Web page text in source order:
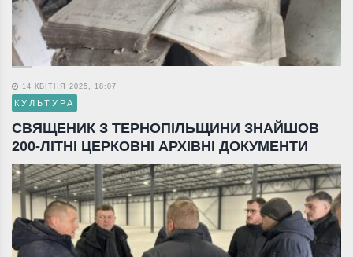
14 КВІТНЯ 2025, 18:07
КУЛЬТУРА
СВЯЩЕНИК З ТЕРНОПІЛЬЩИНИ ЗНАЙШОВ
200-ЛІТНІ ЦЕРКОВНІ АРХІВНІ ДОКУМЕНТИ